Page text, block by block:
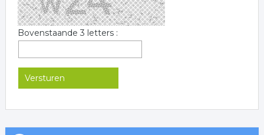
Bovenstaande 3 letters :